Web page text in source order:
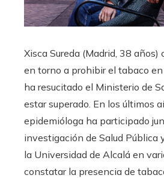
Xisca Sureda (Madrid, 38 años)
en torno a prohibir el tabaco en
ha resucitado el Ministerio de
estar superado. En los últimos
epidemióloga ha participado
investigación de Salud Pública
la Universidad de Alcalá en
constatar la presencia de